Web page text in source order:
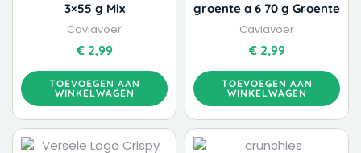
3×55 g Mix
Caviavoer
€2,99
TOEVOEGEN AAN
WINKELWAGEN
groente a 6 70 g Groente
Caviavoer
€2,99
TOEVOEGEN AAN
WINKELWAGEN